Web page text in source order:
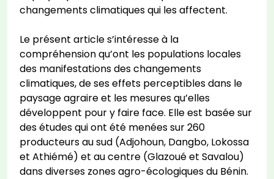
changements climatiques qui les affectent.
Le présent article s’intéresse à la
compréhension qu’ont les populations locales
des manifestations des changements
climatiques, de ses effets perceptibles dans le
paysage agraire et les mesures qu’elles
développent pour y faire face. Elle est basée sur
des études qui ont été menées sur 260
producteurs au sud (Adjohoun, Dangbo, Lokossa
et Athiémé) et au centre (Glazoué et Savalou)
dans diverses zones agro-écologiques du Bénin.